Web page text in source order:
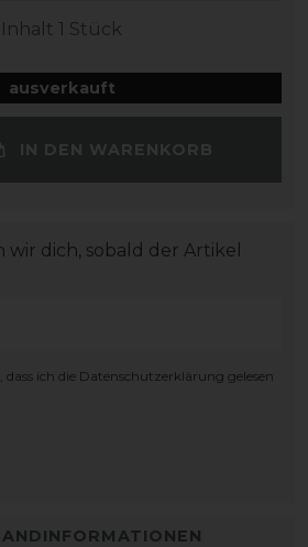
Inhalt 1 Stück
ausverkauft
IN DEN WARENKORB
dich, sobald der Artikel
ich die Daten­schutz­erklärung gelesen